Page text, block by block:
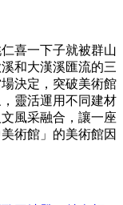
喜一下子就被群山
和大漢溪匯流的三
決定，突破美術館
靈活運用不同建材
風采融合，讓一座
術館」的美術館因